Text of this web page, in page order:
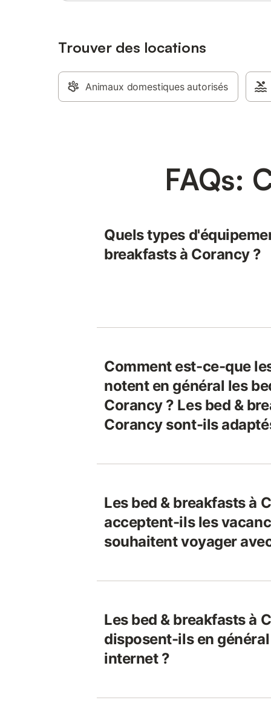
Trouver des locations
Animaux domestiques autorisés
FAQs:
Quels types
breakfasts à Corancy ?
Comment est-ce-que
notent en général les
Corancy ? Les bed &
Corancy sont-ils
Les bed & breakfasts à
acceptent-ils les
souhaitent voyager
Les bed & breakfasts à
disposent-ils en
internet ?